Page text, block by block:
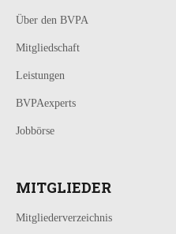
Über den BVPA
Mitgliedschaft
Leistungen
BVPAexperts
Jobbörse
MITGLIEDER
Mitgliederverzeichnis